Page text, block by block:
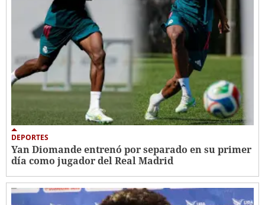
DEPORTES
Yan Diomande entrenó por separado en su primer
día como jugador del Real Madrid